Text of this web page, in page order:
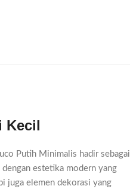
Kecil
Putih Minimalis hadir sebagai
estetika modern yang
juga elemen dekorasi yang